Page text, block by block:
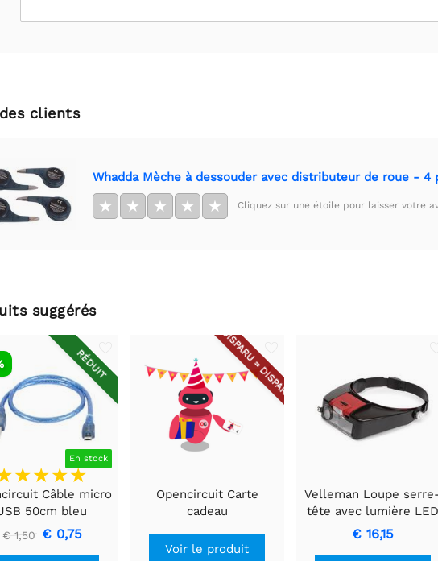
clients
Whadda Mèche à dessouder avec distributeur de roue - 4
★ ★ ★ ★ ★ Cliquez sur une étoile pour laisser votre
suggérés
RÉDUIT
En stock
Câble micro
50cm bleu
€ 1,50 € 0,75
DISPARU = DISPARU
Opencircuit Carte
cadeau
Voir le produit
Velleman Loupe
tête avec lumière LED
€ 16,15